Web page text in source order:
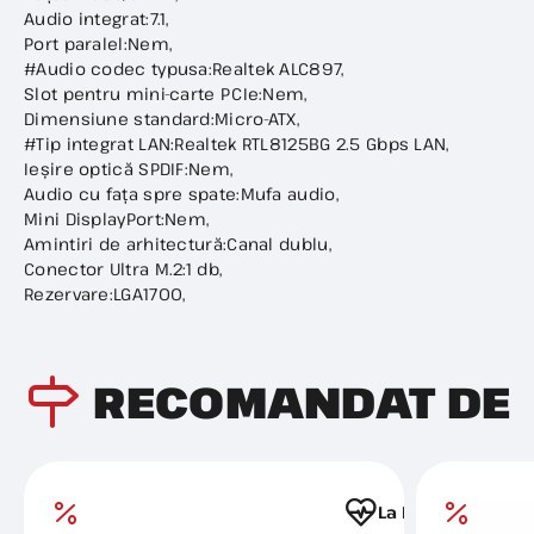
Audio integrat:7.1,
Port paralel:Nem,
#Audio codec typusa:Realtek ALC897,
Slot pentru mini-carte PCIe:Nem,
Dimensiune standard:Micro-ATX,
#Tip integrat LAN:Realtek RTL8125BG 2.5 Gbps LAN,
Ieșire optică SPDIF:Nem,
Audio cu fața spre spate:Mufa audio,
Mini DisplayPort:Nem,
Amintiri de arhitectură:Canal dublu,
Conector Ultra M.2:1 db,
Rezervare:LGA1700,
RECOMANDAT DE
La Favorite